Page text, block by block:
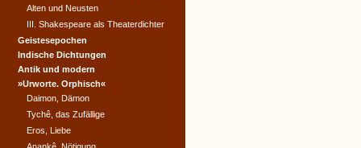
Alten und Neusten
III. Shakespeare als Theaterdichter
Geistesepochen
Indische Dichtungen
Antik und modern
»Urworte. Orphisch«
Daimon, Dämon
Tychê, das Zufällige
Eros, Liebe